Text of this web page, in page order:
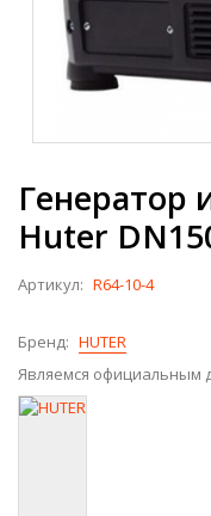
Генератор
Huter
Артикул: R64-10-4
Бренд: HUTER
Являемся официальным